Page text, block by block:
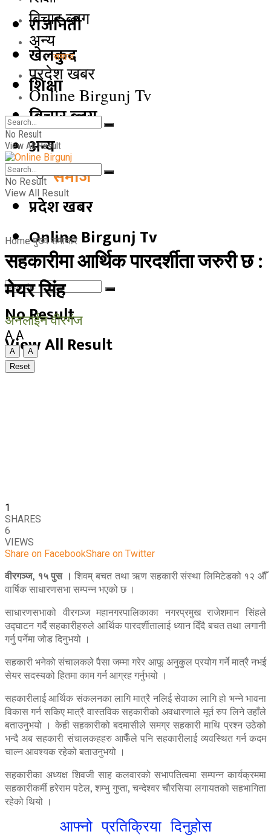
राजनिती
खेलकुद
शिक्षा
बिचार ब्लग
अन्य
समाज
प्रदेश खबर
Online Birgunj Tv
No Result
View All Result
बिचार ब्लग
अन्य
समाज
प्रदेश खबर
Online Birgunj Tv
No Result
View All Result
No Result
View All Result
Home मुख्य समाचार
सहकारीमा आर्थिक पारदर्शीता जरुरी छ :
मेयर सिंह
अनलाईन वीरगंज
A A
A
A
Reset
1
SHARES
6
VIEWS
Share on FacebookShare on Twitter
वीरगञ्ज, १५ पुस । शिवम् बचत तथा ऋण सहकारी संस्था लिमिटेडको १२ औँ
वार्षिक साधारणसभा सम्पन्न भएको छ ।
साधारणसभाको वीरगञ्ज महानगरपालिकाका नगरप्रमुख राजेशमान सिंहले
उद्घाटन गर्दै सहकारीहरुले आर्थिक पारदर्शीतालाई ध्यान दिँदै बचत तथा लगानी
गर्नु पर्नेमा जोड दिनुभयो ।
सहकारी भनेको संचालकले पैसा जम्मा गरेर आफू अनुकुल प्रयोग गर्ने मात्रै नभई
सेयर सदस्यको हितमा काम गर्न आग्रह गर्नुभयो ।
सहकारीलाई आर्थिक संकलनका लागि मात्रै नलिई सेवाका लागि हो भन्ने भावना
विकास गर्न सकिए मात्रै वास्तविक सहकारीको अवधारणाले मूर्त रुप लिने उहाँले
बताउनुभयो । केही सहकारीको बदमासीले समग्र सहकारी माथि प्रश्न उठेको
भन्दै अब सहकारी संचालकहहरु आफैँले पनि सहकारीलाई व्यवस्थित गर्न कदम
चाल्न आवश्यक रहेको बताउनुभयो ।
सहकारीका अध्यक्ष शिवजी साह कलवारको सभापतित्वमा सम्पन्न कार्यक्रममा
सहकारीकर्मी हरेराम पटेल, शम्भु गुप्ता, चन्देश्वर चौरसिया लगायतको सहभागिता
रहेको थियो ।
आफ्नो प्रतिक्रिया दिनुहोस